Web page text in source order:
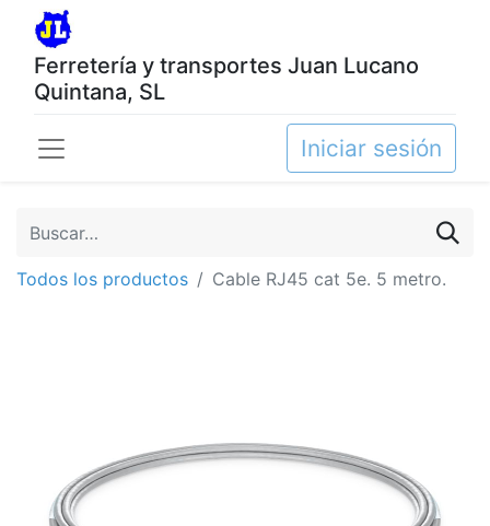
Ferretería y transportes Juan Lucano
Quintana, SL
Iniciar sesión
Todos los productos Cable RJ45 cat 5e. 5 metro.